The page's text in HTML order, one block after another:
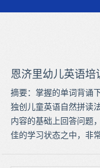
恩济里幼儿英语培
摘要：掌握的单词背诵
独创儿童英语自然拼读
内容的基础上回答问题
佳的学习状态之中，非